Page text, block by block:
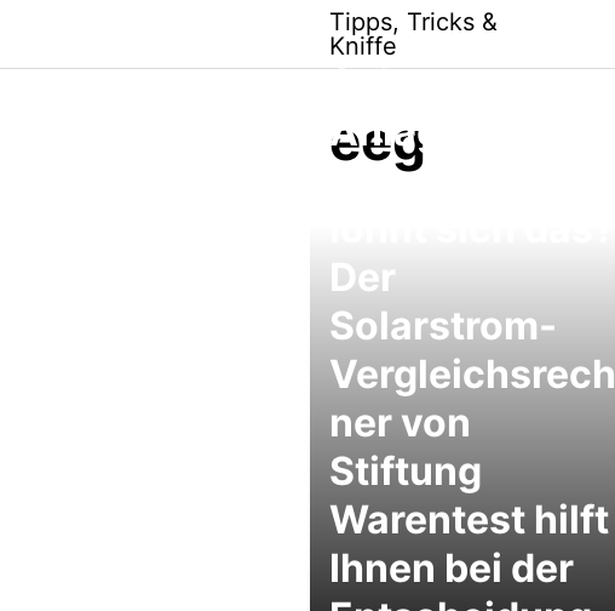
content
Tipps, Tricks &
Kniffe
eeg
Solarstrom-
Anlage für
mein Dach,
Der
Solarstrom-
Vergleichsrech
ner von
Stiftung
Warentest hilft
Ihnen bei der